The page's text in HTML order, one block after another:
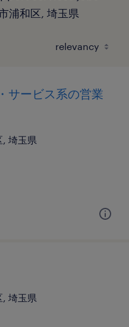
浦和区, 埼玉県
サービス系の営業
, 埼玉県
, 埼玉県